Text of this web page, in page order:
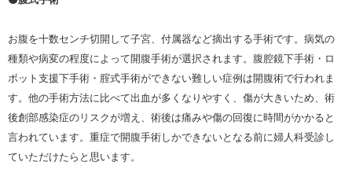
お腹を十数センチ切開して子宮、付属器など摘出する手術です。病気の
種類や病変の程度によって開腹手術が選択されます。腹腔鏡下手術・ロ
ボット支援下手術・腟式手術ができない難しい症例は開腹術で行われま
す。他の手術方法に比べて出血が多くなりやすく、傷が大きいため、術
後創部感染症のリスクが増え、術後は痛みや傷の回復に時間がかかると
言われています。重症で開腹手術しかできないとなる前に婦人科受診し
ていただけたらと思います。